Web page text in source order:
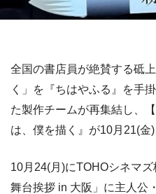
全国の書店員が絶賛する砥
く」を『ちはやふる』を手
た製作チームが再集結し、
は、僕を描く』が10月21(金)
10月24(月)にTOHOシネマ
舞台挨拶 in 大阪」に主人公